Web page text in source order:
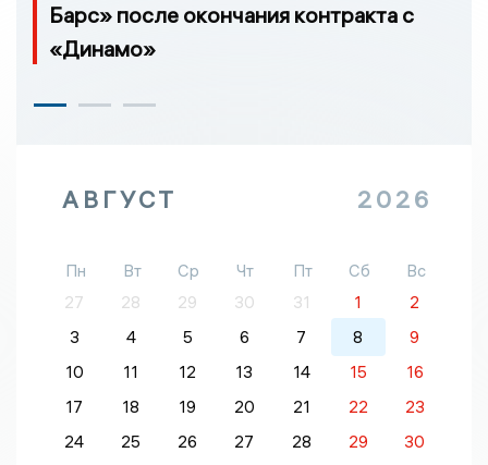
Барс» после окончания контракта с
«Динамо»
АВГУСТ 2026
Пн Вт Ср Чт Пт Сб
Вс
27
28 29 30 31 1
2
3
4 5 6 7 8
9
10
11 12 13 14 15
16
17
18 19 20 21 22
23
24
25 26 27 28 29
30